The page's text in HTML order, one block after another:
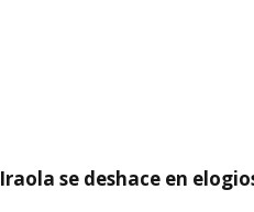
Iraola se deshace en